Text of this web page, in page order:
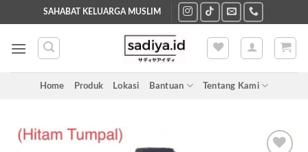
to
content
SAHABAT KELUARGA MUSLIM
Home Produk Lokasi Bantuan Tentang Kami